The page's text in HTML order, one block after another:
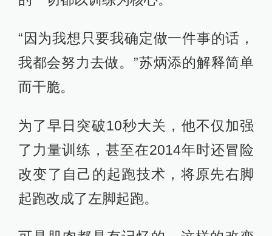
的时期。他曾说自己在改变起跑技术
后甚至连女运动员都跑不过，这对他
打击很大，甚至曾有过退役的想法。
“那是最煎熬的时期，但是没有吓倒自
己，还是要勇敢面对，因为不管什么
事情只要勇敢面对的话，就都会有结
果。”